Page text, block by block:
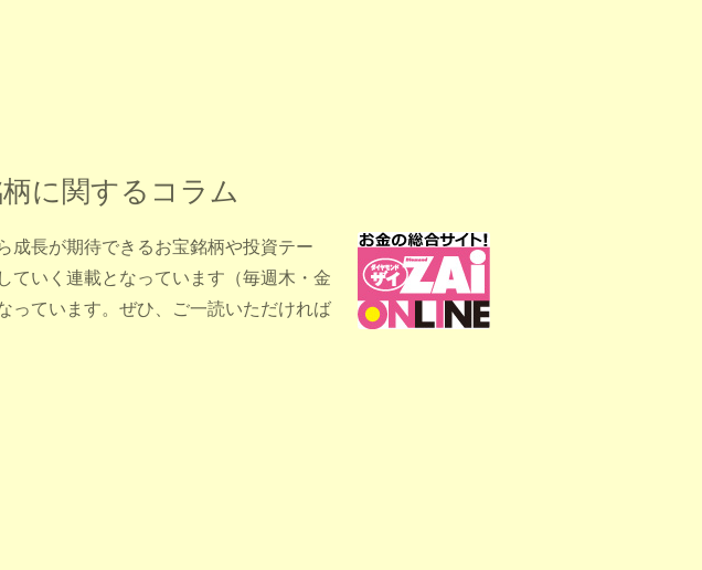
に関するコラム
成長が期待できるお宝銘柄や投資テー
ていく連載となっています（毎週木・金
っています。ぜひ、ご一読いただければ